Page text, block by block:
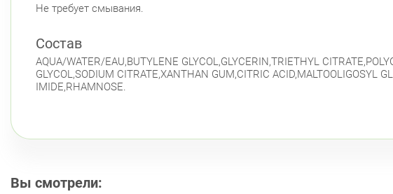
Не требует смывания.
Состав
AQUA/WATER/EAU,BUTYLENE GLYCOL,GLYCERIN,TRIETHYL
GLYCOL,SODIUM CITRATE,XANTHAN GUM,CITRIC ACID,MALTOOLIGOSYL
IMIDE,RHAMNOSE.
Вы смотрели: